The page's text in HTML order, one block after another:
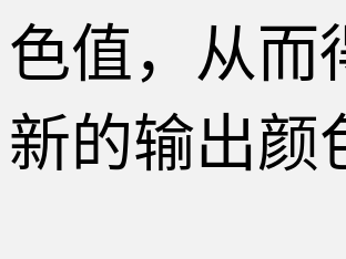
色值，从而
新的输出颜